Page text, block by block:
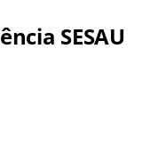
SESAU